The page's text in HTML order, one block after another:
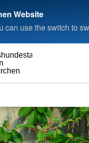
Website
can use the switch to